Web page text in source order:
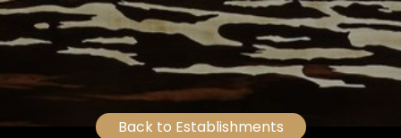
Back to Establishments